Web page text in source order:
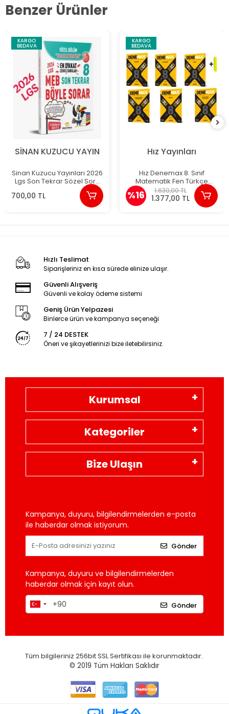
Benzer Ürünler
KARGO
BEDAVA
SİNAN KUZUCU YAYIN
Sinan Kuzucu Yayınları 2026
Lgs Son Tekrar Sözel Soru
700,00 TL
KARGO
BEDAVA
Hız Yayınları
Hız Denemax 8. Sınıf
Matematik Fen Türkçe
İnkılap İngilizce Din Akıllı
Deneme Yeni
%16 1.630,00 TL
1.377,00 TL
Hızlı Teslimat
Siparişleriniz en kısa sürede elinize ulaşır.
Güvenli Alışveriş
Güvenli ve kolay ödeme sistemi
Geniş Ürün Yelpazesi
Binlerce ürün ve kampanya seçeneği
7 / 24 DESTEK
Öneri ve şikayetlerinizi bize iletebilirsiniz.
Kurumsal
Kategoriler
Bize Ulaşın
Kampanya, duyuru, bilgilendirmelerden e-posta
ile haberdar olmak istiyorum.
Gönder
Kampanya, duyuru ve bilgilendirmelerden
haberdar olmak için kayıt olun.
Gönder
Tüm bilgileriniz 256bit SSL Sertifikası ile korunmaktadır.
© 2019 Tüm Hakları Saklıdır